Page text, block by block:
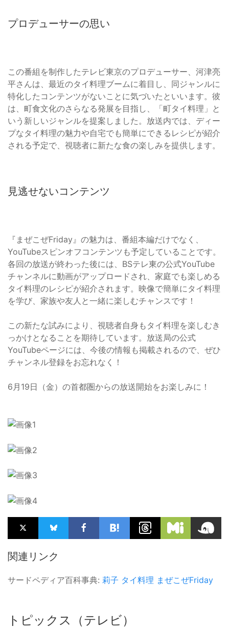
プロデューサーの思い
この番組を制作したテレビ東京のプロデューサー、河津亮
平さんは、最近のタイ料理ブームに着目し、同ジャンルに
特化したコンテンツがないことに気づいたといいます。彼
は、町食文化のさらなる発展を目指し、「町タイ料理」と
いう新しいジャンルを提案しました。放送内では、ディー
プなタイ料理の魅力や自宅でも簡単にできるレシピが紹介
される予定で、視聴者に新たな食の楽しみを提供します。
見逃せないコンテンツ
『まぜこぜFriday』の魅力は、番組本編だけでなく、
YouTubeスピンオフコンテンツも予定していることです。
各回の放送が終わった後には、BSテレ東の公式YouTube
チャンネルに動画がアップロードされ、家庭でも楽しめる
タイ料理のレシピが紹介されます。映像で簡単にタイ料理
を学び、家族や友人と一緒に楽しむチャンスです！
この新たな試みにより、視聴者自身もタイ料理を楽しむき
っかけとなることを期待しています。放送局の公式
YouTubeページには、今後の情報も掲載されるので、ぜひ
チャンネル登録をお忘れなく！
6月19日（金）の首都圏からの放送開始をお楽しみに！
関連リンク
サードペディア百科事典: 莉子 タイ料理 まぜこぜFriday
トピックス（テレビ）